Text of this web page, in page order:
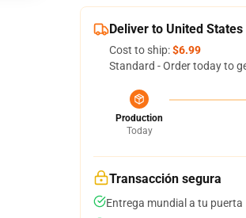
Deliver to United States
Cost to ship:$6.99
Standard - Order today to
Production
Today
Transacción segura
Entrega mundial a tu puerta